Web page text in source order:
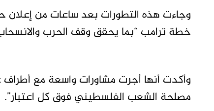
وجاءت هذه التطورات بعد ساعات من
خطة ترامب “بما يحقق وقف الحرب
وأكدت أنها أجرت مشاورات واسعة مع
مصلحة الشعب الفلسطيني فوق كل اعتبار”.